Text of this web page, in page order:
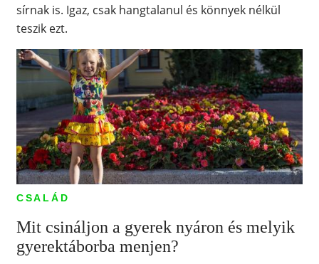
sírnak is. Igaz, csak hangtalanul és könnyek nélkül
teszik ezt.
CSALÁD
Mit csináljon a gyerek nyáron és melyik
gyerektáborba menjen?